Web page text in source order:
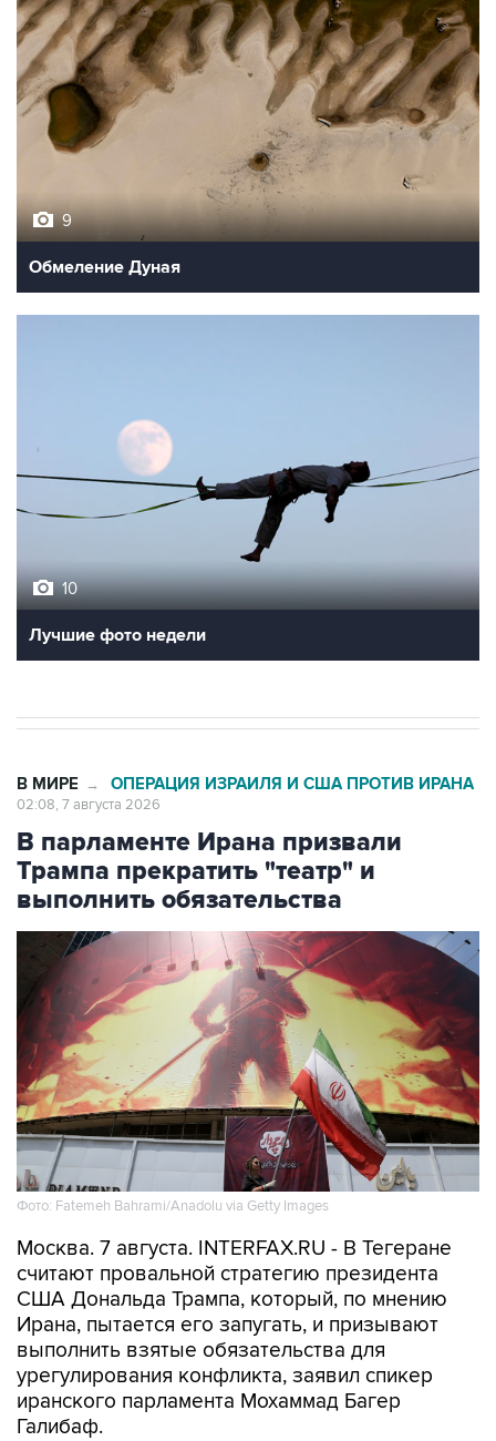
9
Обмеление Дуная
10
Лучшие фото недели
В МИРЕ → ОПЕРАЦИЯ ИЗРАИЛЯ И США ПРОТИВ ИРАНА
02:08, 7 августа 2026
В парламенте Ирана призвали
Трампа прекратить "театр" и
выполнить обязательства
Фото: Fatemeh Bahrami/Anadolu via Getty Images
Москва. 7 августа. INTERFAX.RU - В Тегеране
считают провальной стратегию президента
США Дональда Трампа, который, по мнению
Ирана, пытается его запугать, и призывают
выполнить взятые обязательства для
урегулирования конфликта, заявил спикер
иранского парламента Мохаммад Багер
Галибаф.